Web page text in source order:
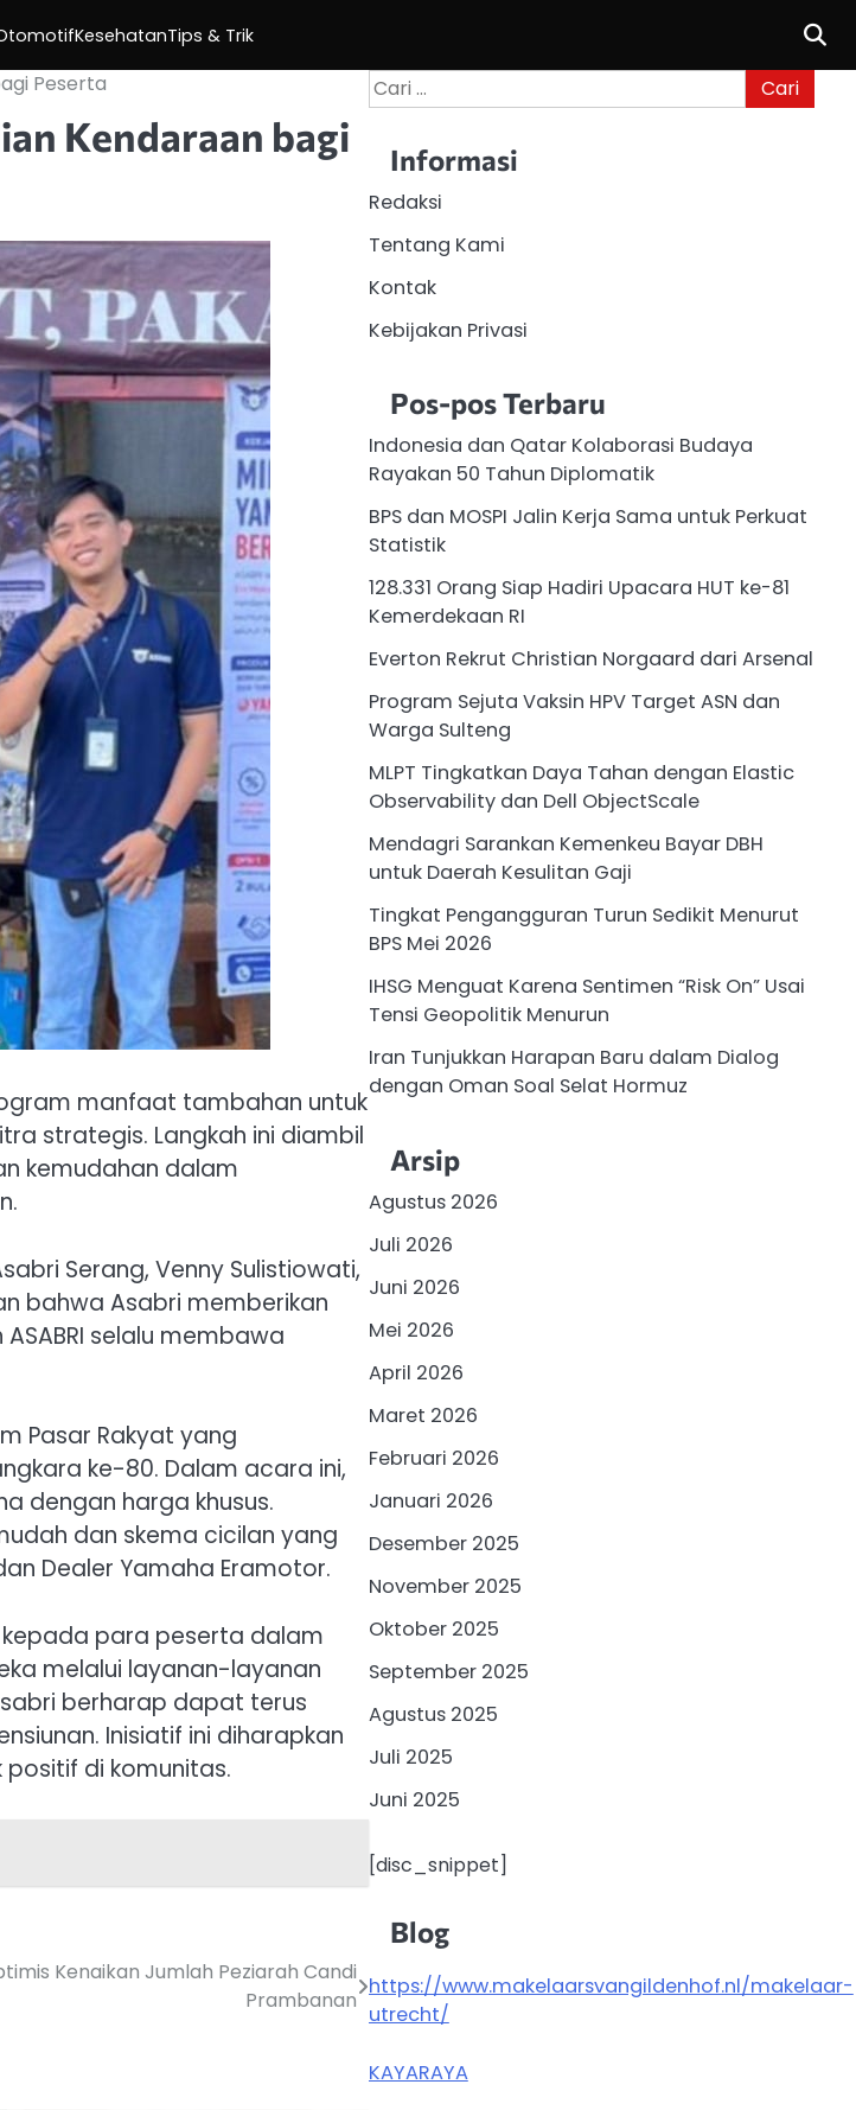
KesehatanTips & Trik
Peserta
Kendaraan bagi
manfaat tambahan untuk
strategis. Langkah ini diambil
kemudahan dalam
Serang, Venny Sulistiowati,
bahwa Asabri memberikan
selalu membawa
Pasar Rakyat yang
ke-80. Dalam acara ini,
dengan harga khusus.
dan skema cicilan yang
Dealer Yamaha Eramotor.
kepada para peserta dalam
melalui layanan-layanan
berharap dapat terus
Inisiatif ini diharapkan
di komunitas.
Kenaikan Jumlah Peziarah Candi
Prambanan
Cari
untuk:
Informasi
Redaksi
Tentang Kami
Kontak
Kebijakan Privasi
Pos-pos Terbaru
Indonesia dan Qatar Kolaborasi Budaya
Rayakan 50 Tahun Diplomatik
BPS dan MOSPI Jalin Kerja Sama untuk Perkuat
Statistik
128.331 Orang Siap Hadiri Upacara HUT ke-81
Kemerdekaan RI
Everton Rekrut Christian Norgaard dari Arsenal
Program Sejuta Vaksin HPV Target ASN dan
Warga Sulteng
MLPT Tingkatkan Daya Tahan dengan Elastic
Observability dan Dell ObjectScale
Mendagri Sarankan Kemenkeu Bayar DBH
untuk Daerah Kesulitan Gaji
Tingkat Pengangguran Turun Sedikit Menurut
BPS Mei 2026
IHSG Menguat Karena Sentimen “Risk On” Usai
Tensi Geopolitik Menurun
Iran Tunjukkan Harapan Baru dalam Dialog
dengan Oman Soal Selat Hormuz
Arsip
Agustus 2026
Juli 2026
Juni 2026
Mei 2026
April 2026
Maret 2026
Februari 2026
Januari 2026
Desember 2025
November 2025
Oktober 2025
September 2025
Agustus 2025
Juli 2025
Juni 2025
[disc_snippet]
Blog
https://www.makelaarsvangildenhof.nl/makelaar-
utrecht/
KAYARAYA